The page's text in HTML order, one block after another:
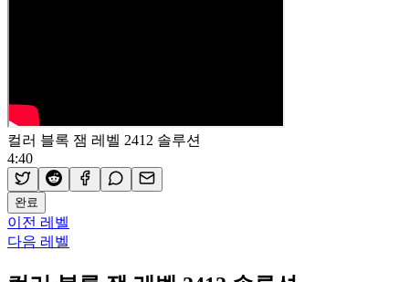
컬러 블록 잼 레벨 2412 솔루션
4:40
완료
이전 레벨
다음 레벨